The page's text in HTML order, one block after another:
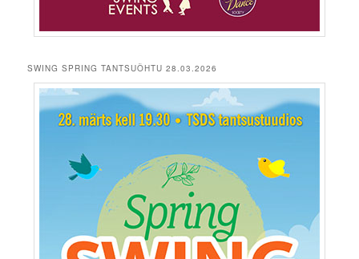
SWING SPRING TANTSUÕHTU 28.03.2026